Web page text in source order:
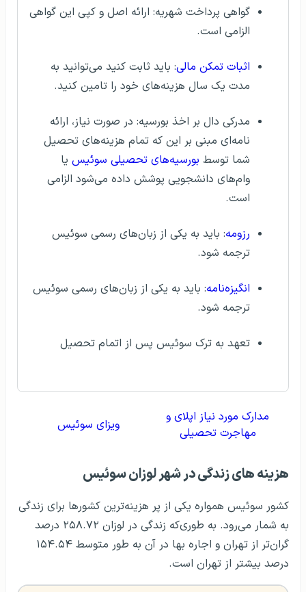
گواهی پرداخت شهریه: ارائه اصل و کپی این گواهی
الزامی است.
اثبات تمکن مالی: باید ثابت کنید می‌توانید به
مدت یک سال هزینه‌های خود را تامین کنید.
مدرکی دال بر اخذ بورسیه: در صورت نیاز، ارائه
نامه‌ای مبنی بر این که تمام هزینه‌های تحصیل
شما توسط بورسیه‌های تحصیلی سوئیس یا
وام‌های دانشجویی پوشش داده می‌شود الزامی
است.
رزومه: باید به یکی از زبان‌های رسمی سوئیس
ترجمه شود.
انگیزه‌نامه: باید به یکی از زبان‌های رسمی سوئیس
ترجمه شود.
تعهد به ترک سوئیس پس از اتمام تحصیل
مدارک مورد نیاز اپلای و
مهاجرت تحصیلی
ویزای سوئیس
هزینه های زندگی در شهر لوزان سوئيس
کشور سوئیس همواره یکی از پر هزینه‌ترین کشورها برای زندگی
به شمار می‌رود. به طوری‌که زندگی در لوزان ۲۵۸.۷۲ درصد
گران‌تر از تهران و اجاره بها در آن به طور متوسط ۱۵۴.۵۴
درصد بیشتر از تهران است.